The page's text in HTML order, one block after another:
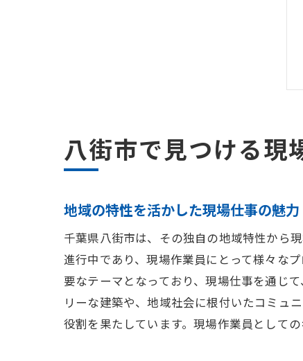
八街市で見つける現
地域の特性を活かした現場仕事の魅力
千葉県八街市は、その独自の地域特性から
進行中であり、現場作業員にとって様々な
要なテーマとなっており、現場仕事を通じ
リーな建築や、地域社会に根付いたコミュ
役割を果たしています。現場作業員として